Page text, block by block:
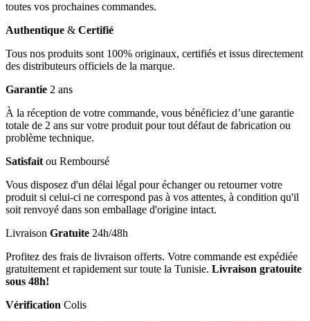
toutes vos prochaines commandes.
Authentique & Certifié
Tous nos produits sont 100% originaux, certifiés et issus directement
des distributeurs officiels de la marque.
Garantie 2 ans
À la réception de votre commande, vous bénéficiez d’une garantie
totale de 2 ans sur votre produit pour tout défaut de fabrication ou
problème technique.
Satisfait ou Remboursé
Vous disposez d'un délai légal pour échanger ou retourner votre
produit si celui-ci ne correspond pas à vos attentes, à condition qu'il
soit renvoyé dans son emballage d'origine intact.
Livraison Gratuite 24h/48h
Profitez des frais de livraison offerts. Votre commande est expédiée
gratuitement et rapidement sur toute la Tunisie. Livraison gratouite
sous 48h!
Vérification Colis